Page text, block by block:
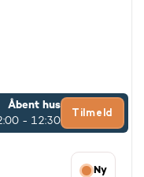
Åbent hus
- 12:30
Tilmeld
Ny